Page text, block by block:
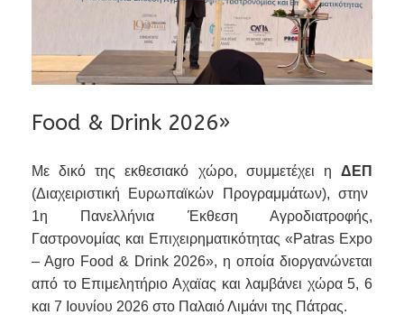
Food & Drink 2026»
Με δικό της εκθεσιακό χώρο, συμμετέχει η ΔΕΠ
(Διαχειριστική Ευρωπαϊκών Προγραμμάτων), στην
1η Πανελλήνια Έκθεση Αγροδιατροφής,
Γαστρονομίας και Επιχειρηματικότητας «Patras Expo
– Agro Food & Drink 2026», η οποία διοργανώνεται
από το Επιμελητήριο Αχαϊας και λαμβάνει χώρα 5, 6
και 7 Ιουνίου 2026 στο Παλαιό Λιμάνι της Πάτρας.